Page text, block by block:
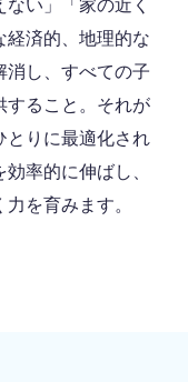
い」「家の近く
経済的、地理的な
消し、すべての子
すること。それが
とりに最適化され
率的に伸ばし、
を育みます。